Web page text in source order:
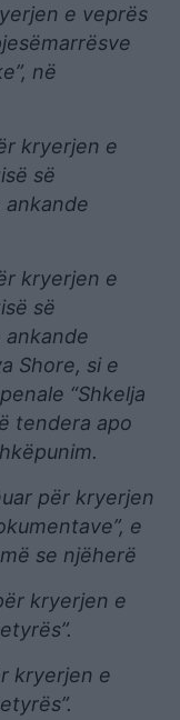
e veprës
në
kryerjen e
së
kryerjen e
së
Shore, si e
“Shkelja
tendera apo
për kryerjen
e
se njëherë
kryerjen e
kryerjen e